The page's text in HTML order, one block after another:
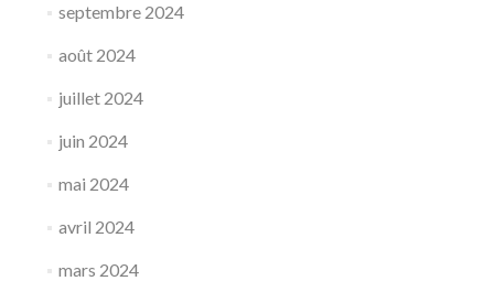
septembre 2024
août 2024
juillet 2024
juin 2024
mai 2024
avril 2024
mars 2024